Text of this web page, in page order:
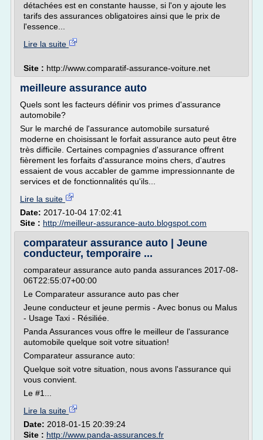
détachées est en constante hausse, si l'on y ajoute les
tarifs des assurances obligatoires ainsi que le prix de
l'essence...
Lire la suite
Site : http://www.comparatif-assurance-voiture.net
meilleure assurance auto
Quels sont les facteurs définir vos primes d'assurance
automobile?
Sur le marché de l'assurance automobile sursaturé
moderne en choisissant le forfait assurance auto peut être
très difficile. Certaines compagnies d'assurance offrent
fièrement les forfaits d'assurance moins chers, d'autres
essaient de vous accabler de gamme impressionnante de
services et de fonctionnalités qu'ils...
Lire la suite
Date: 2017-10-04 17:02:41
Site : http://meilleur-assurance-auto.blogspot.com
comparateur assurance auto | Jeune
conducteur, temporaire ...
comparateur assurance auto panda assurances 2017-08-
06T22:55:07+00:00
Le Comparateur assurance auto pas cher
Jeune conducteur et jeune permis - Avec bonus ou Malus
- Usage Taxi - Résiliée.
Panda Assurances vous offre le meilleur de l'assurance
automobile quelque soit votre situation!
Comparateur assurance auto:
Quelque soit votre situation, nous avons l'assurance qui
vous convient.
Le #1...
Lire la suite
Date: 2018-01-15 20:39:24
Site : http://www.panda-assurances.fr